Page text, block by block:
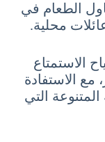
الطعام في
محلية.
الاستمتاع
مع الاستفادة
التي